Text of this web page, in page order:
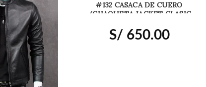
#132 CASACA DE CUERO
/CHAQUETA JACKET CLASIC
S/ 650.00